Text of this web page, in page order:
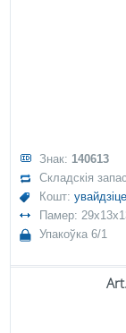
Знак: 140613
Складскія
Кошт:увайдзіце
Памер:
Упакоўка 6/1